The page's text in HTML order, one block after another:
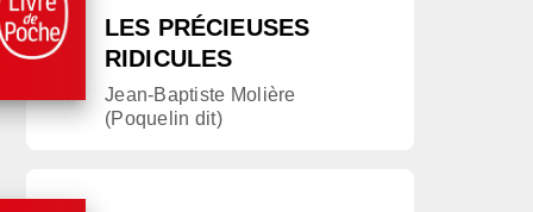
LES PRÉCIEUSES
RIDICULES
Jean-Baptiste Molière
(Poquelin dit)